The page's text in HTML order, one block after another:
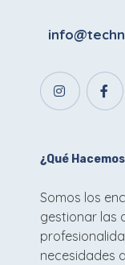
¿Qué
Somos los
gestionar las
necesidades